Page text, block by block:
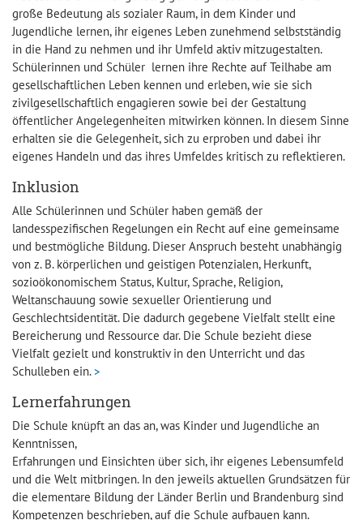
große Bedeutung als sozialer Raum, in dem Kinder und
Jugendliche lernen, ihr eigenes Leben zunehmend selbstständig
in die Hand zu nehmen und ihr Umfeld aktiv mitzugestalten.
Schülerinnen und Schüler lernen ihre Rechte auf Teilhabe am
gesellschaftlichen Leben kennen und erleben, wie sie sich
zivilgesellschaftlich engagieren sowie bei der Gestaltung
öffentlicher Angelegenheiten mitwirken können. In diesem Sinne
erhalten sie die Gelegenheit, sich zu erproben und dabei ihr
eigenes Handeln und das ihres Umfeldes kritisch zu reflektieren.
Inklusion
Alle Schülerinnen und Schüler haben gemäß der
landesspezifischen Regelungen ein Recht auf eine gemeinsame
und bestmögliche Bildung. Dieser Anspruch besteht unabhängig
von z. B. körperlichen und geistigen Potenzialen, Herkunft,
sozioökonomischem Status, Kultur, Sprache, Religion,
Weltanschauung sowie sexueller Orientierung und
Geschlechtsidentität. Die dadurch gegebene Vielfalt stellt eine
Bereicherung und Ressource dar. Die Schule bezieht diese
Vielfalt gezielt und konstruktiv in den Unterricht und das
Schulleben ein.>
Lernerfahrungen
Die Schule knüpft an das an, was Kinder und Jugendliche an
Kenntnissen,
Erfahrungen und Einsichten über sich, ihr eigenes Lebensumfeld
und die Welt mitbringen. In den jeweils aktuellen Grundsätzen für
die elementare Bildung der Länder Berlin und Brandenburg sind
Kompetenzen beschrieben, auf die Schule aufbauen kann.